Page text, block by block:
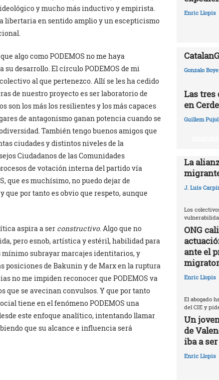
y mucho más inductivo y empirista.
libertaria en sentido amplio y un escepticismo
algo como PODEMOS no me haya
su desarrollo. El círculo PODEMOS de mi
al que pertenezco. Allí se les ha cedido
de nuestro proyecto es ser laboratorio de
son los más los resilientes y los más capaces
de antagonismo ganan potencia cuando se
También tengo buenos amigos que
ciudades y distintos niveles de la
Ciudadanos de las Comunidades
de votación interna del partido vía
que es muchísimo, no puedo dejar de
que por tanto es obvio que respeto, aunque
aspira a ser constructivo. Algo que no
pero esnob, artística y estéril, habilidad para
mínimo subrayar marcajes identitarios, y
posiciones de Bakunin y de Marx en la ruptura
no me impiden reconocer que PODEMOS va
que se avecinan convulsos. Y que por tanto
tiene en el fenómeno PODEMOS una
este enfoque analítico, intentando llamar
que su alcance e influencia será
Enric Llopis
Gonzalo
Las tres
en
Guillem Pujol
La
J. Luis
Los
ONG
ante el
Enric Llopis
El abogado
del CIE y
Un
de
iba a
Enric Llopis